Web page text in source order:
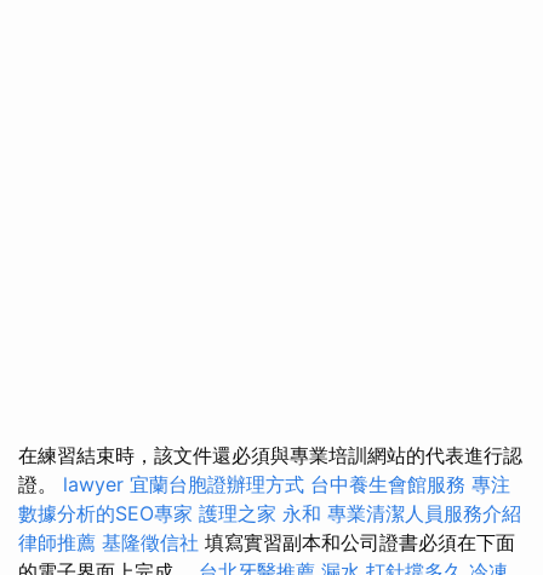
在練習結束時，該文件還必須與專業培訓網站的代表進行認
證。 lawyer 宜蘭台胞證辦理方式 台中養生會館服務 專注
數據分析的SEO專家 護理之家 永和 專業清潔人員服務介紹
律師推薦 基隆徵信社 填寫實習副本和公司證書必須在下面